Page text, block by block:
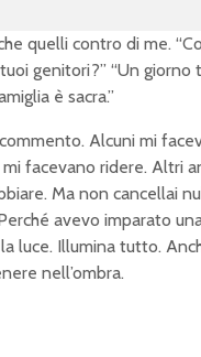
quelli contro di me.
genitori?” “Un giorno
è sacra.”
Alcuni mi
facevano ridere. Altri
Ma non cancellai
avevo imparato
luce. Illumina tutto.
nell’ombra.